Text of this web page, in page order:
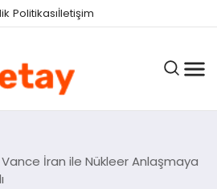
Politikasıİletişim
Vance İran ile Nükleer Anlaşmaya